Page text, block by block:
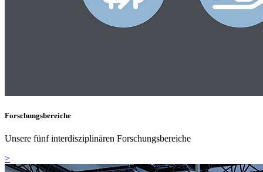
Forschungsbereiche
Unsere fünf interdisziplinären Forschungsbereiche
>